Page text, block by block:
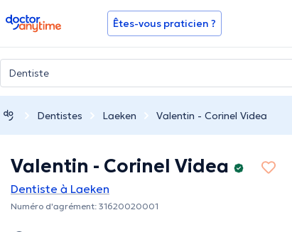
doctoranytime Êtes-vous praticien ?
Dentistes Laeken Valentin - Corinel Videa
Valentin - Corinel Videa
Dentiste à Laeken
Numéro d'agrément: 31620020001